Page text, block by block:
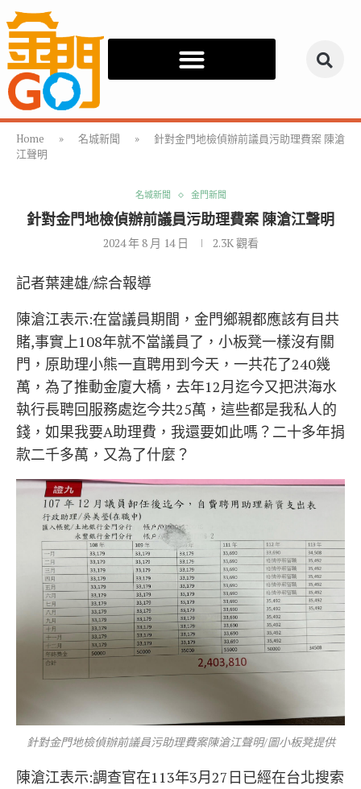
Home » 名城新聞 »
針對金門地檢偵辦前議員污助理費案 陳滄
江聲明
名城新聞 金門新聞
針對金門地檢偵辦前議員污助理費案 陳滄江聲明
2024 年 8 月 14 日 2.3K觀看
記者葉建雄/綜合報導
陳滄江表示:在當議員期間，金門鄉親都應該有目共
賭,事實上108年就不當議員了，小板凳一樣沒有關
門，原助理小熊一直聘用到今天，一共花了240幾
萬，為了推動金廈大橋，去年12月迄今又把洪海水
執行長聘回服務處迄今共25萬，這些都是我私人的
錢，如果我要A助理費，我還要如此嗎？二十多年捐
款二千多萬，又為了什麼？
針對金門地檢偵辦前議員污助理費案陳滄江聲明/圖小板凳提供
陳滄江表示:調查官在113年3月27日已經在台北搜索